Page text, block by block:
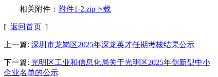
相关附件： 附件1-2.zip下载
[ 返回首页 ]
上一篇: 深圳市龙岗区2025年深龙英才任期考核结果公示
下一篇: 光明区工业和信息化局关于光明区2025年创新型中小
企业名单的公示